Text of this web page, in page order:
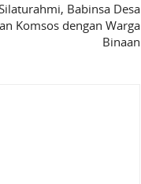
Babinsa Desa
Komsos dengan Warga
Binaan